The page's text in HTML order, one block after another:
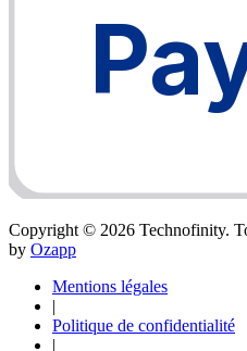
Copyright © 2026 Technofinity.
by Ozapp
Mentions légales
|
Politique de confidentialité
|